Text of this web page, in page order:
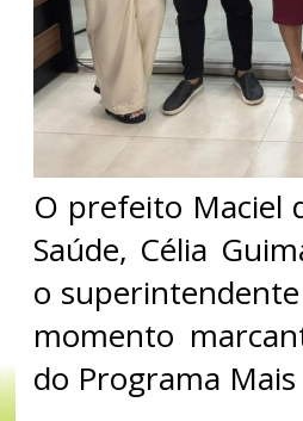
O prefeito Maciel
Saúde, Célia
o
momento
do Programa Mais